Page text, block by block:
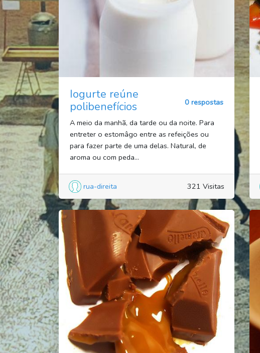
Iogurte reúne
polibenefícios
0 respostas
A meio da manhã, da tarde ou da noite. Para
entreter o estomâgo entre as refeições ou
para fazer parte de uma delas. Natural, de
aroma ou com peda...
rua-direita 321 Visitas